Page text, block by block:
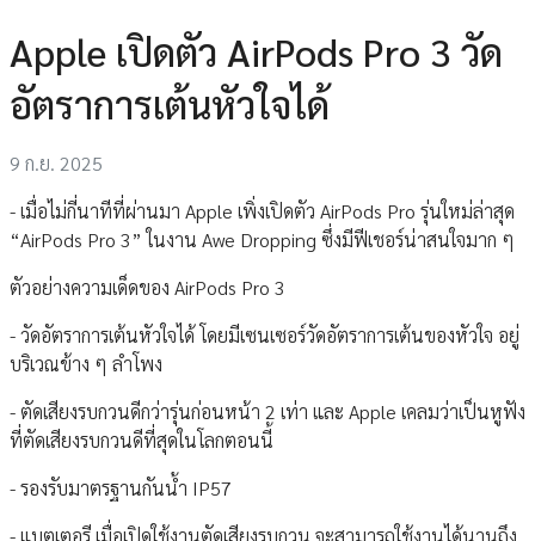
Apple เปิดตัว AirPods Pro 3 วัด
อัตราการเต้นหัวใจได้
9 ก.ย. 2025
- เมื่อไม่กี่นาทีที่ผ่านมา Apple เพิ่งเปิดตัว AirPods Pro รุ่นใหม่ล่าสุด
“AirPods Pro 3” ในงาน Awe Dropping ซึ่งมีฟีเชอร์น่าสนใจมาก ๆ
ตัวอย่างความเด็ดของ AirPods Pro 3
- วัดอัตราการเต้นหัวใจได้ โดยมีเซนเซอร์วัดอัตราการเต้นของหัวใจ อยู่
บริเวณข้าง ๆ ลำโพง
- ตัดเสียงรบกวนดีกว่ารุ่นก่อนหน้า 2 เท่า และ Apple เคลมว่าเป็นหูฟัง
ที่ตัดเสียงรบกวนดีที่สุดในโลกตอนนี้
- รองรับมาตรฐานกันน้ำ IP57
- แบตเตอรี เมื่อเปิดใช้งานตัดเสียงรบกวน จะสามารถใช้งานได้นานถึง